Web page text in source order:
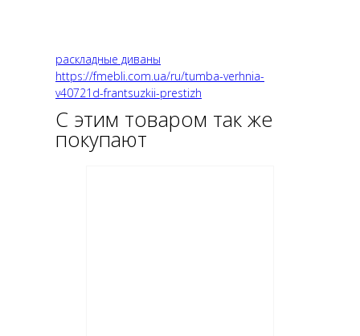
раскладные диваны
https://fmebli.com.ua/ru/tumba-verhnia-
v40721d-frantsuzkii-prestizh
С этим товаром так же
покупают